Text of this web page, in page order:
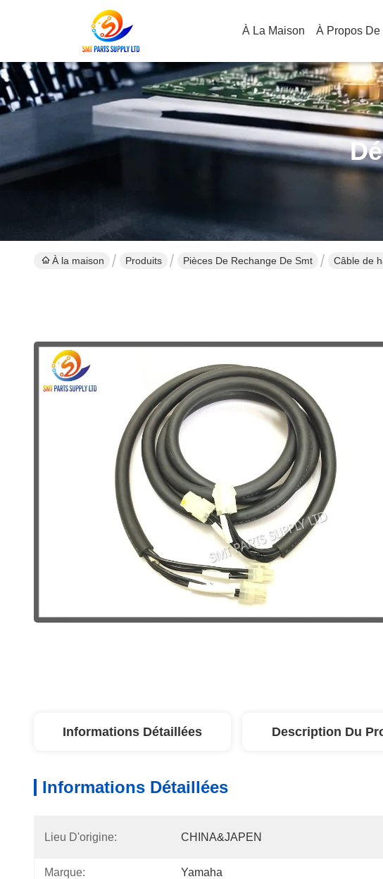
À La Maison À Propos De
À la maison Produits Pièces De Rechange De Smt Câble de
Informations Détaillées Description Du
Informations Détaillées
Lieu D'origine: CHINA&JAPEN
Marque: Yamaha